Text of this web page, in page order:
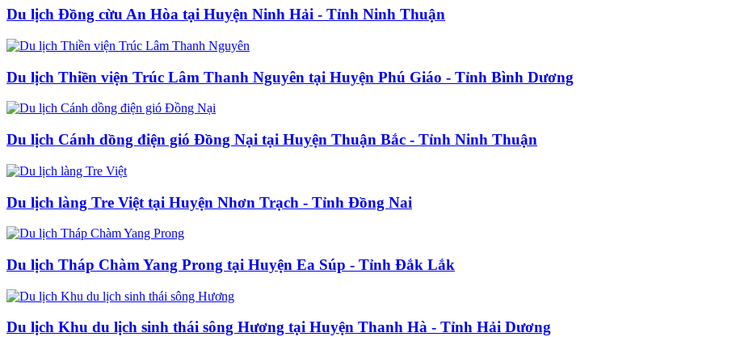
Du lịch Đồng cừu An Hòa tại Huyện Ninh Hải - Tỉnh Ninh Thuận
Du lịch Thiền viện Trúc Lâm Thanh Nguyên tại Huyện Phú Giáo - Tỉnh Bình Dương
Du lịch Cánh dồng điện gió Đồng Nại tại Huyện Thuận Bắc - Tỉnh Ninh Thuận
Du lịch làng Tre Việt tại Huyện Nhơn Trạch - Tỉnh Đồng Nai
Du lịch Tháp Chàm Yang Prong tại Huyện Ea Súp - Tỉnh Đắk Lắk
Du lịch Khu du lịch sinh thái sông Hương tại Huyện Thanh Hà - Tỉnh Hải Dương